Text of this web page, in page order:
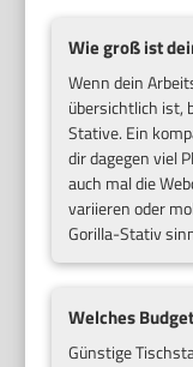
Wie groß ist
Wenn dein
übersichtlich ist,
Stative. Ein
dir dagegen viel
auch mal die
variieren oder
Gorilla-Stativ
Welches
Günstige